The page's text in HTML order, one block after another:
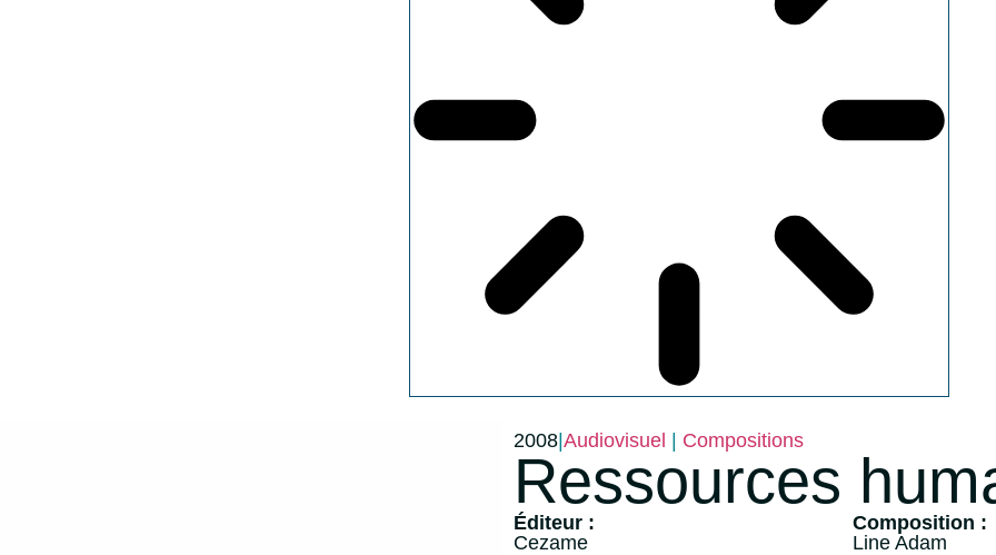
2008|Audiovisuel | Compositions
Ressources
Éditeur :
Cezame
Composition :
Line Adam